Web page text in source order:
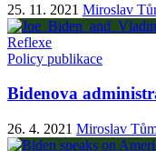
25. 11. 2021 Miroslav
Reflexe
Policy publikace
Bidenova
26. 4. 2021 Miroslav